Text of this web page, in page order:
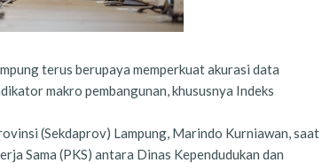
terus berupaya memperkuat akurasi data
makro pembangunan, khususnya Indeks
(Sekdaprov) Lampung, Marindo Kurniawan, saat
Sama (PKS) antara Dinas Kependudukan dan